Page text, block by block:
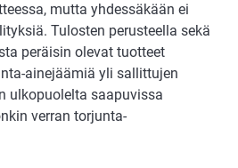
mutta yhdessäkään ei
Tulosten perusteella sekä
peräisin olevat tuotteet
ainejäämiä yli sallittujen
ulkopuolelta saapuvissa
verran torjunta-